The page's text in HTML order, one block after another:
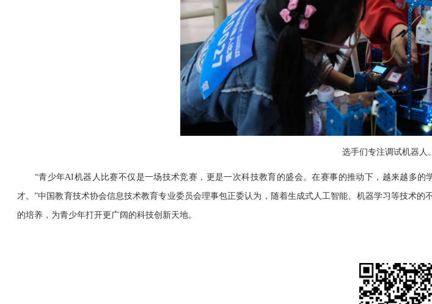
选手们专注调试机器人
“青少年AI机器人比赛不仅是一场技术竞赛，更是一次科技教育的盛会。在赛事的推动下，越来越多的
才。”中国教育技术协会信息技术教育专业委员会理事包正委认为，随着生成式人工智能、机器学习等技术
的培养，为青少年打开更广阔的科技创新天地。